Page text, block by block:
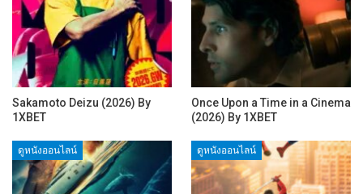
Sakamoto Deizu (2026) By
1XBET
Once Upon a Time in a Cinema
(2026) By 1XBET
ดูหนังออนไลน์ ดูหนังออนไลน์